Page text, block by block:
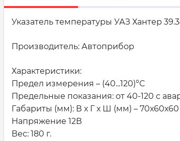
Указатель температуры УАЗ Хантер
Производитель: Автоприбор
Характеристики:
Предел измерения – (40...120)°C
Предельные показания: от 40-120 с
Габариты (мм): В х Г х Ш (мм) – 70х60х60
Напряжение 12В
Вес: 180 г.